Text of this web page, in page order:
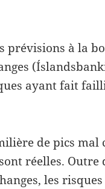
prévisions à la
ayant fait
de pics mal
réelles. Outre
les